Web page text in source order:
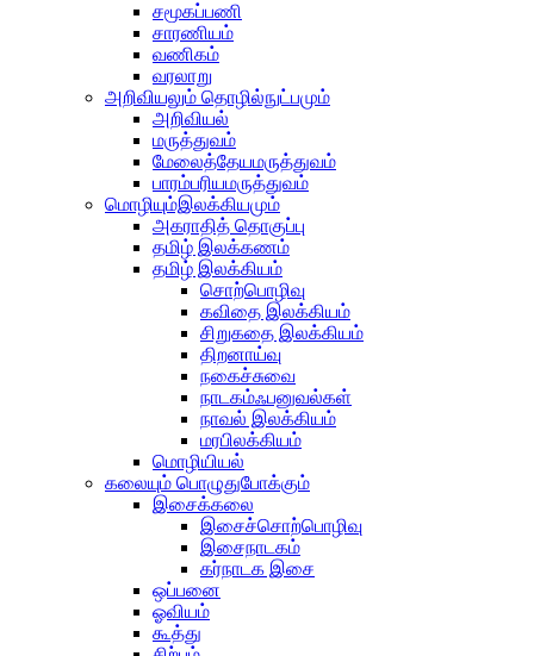
சமூகப்பணி
சாரணியம்
வணிகம்
வரலாறு
அறிவியலும் தொழில்நுட்பமும்
அறிவியல்
மருத்துவம்
மேலைத்தேயமருத்துவம்
பாரம்பரியமருத்துவம்
மொழியும்இலக்கியமும்
அகராதித் தொகுப்பு
தமிழ் இலக்கணம்
தமிழ் இலக்கியம்
சொற்பொழிவு
கவிதை இலக்கியம்
சிறுகதை இலக்கியம்
திறனாய்வு
நகைச்சுவை
நாடகம்ஃபனுவல்கள்
நாவல் இலக்கியம்
மரபிலக்கியம்
மொழியியல்
கலையும் பொழுதுபோக்கும்
இசைக்கலை
இசைச்சொற்பொழிவு
இசைநாடகம்
கர்நாடக இசை
ஒப்பனை
ஓவியம்
கூத்து